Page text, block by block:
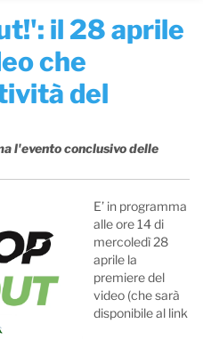
il 28 aprile
che
del
l'evento conclusivo delle
E’ in programma
alle ore 14 di
mercoledì 28
aprile la
premiere del
video (che sarà
disponibile al link